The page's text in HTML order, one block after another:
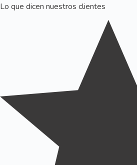
Lo que dicen nuestros clientes